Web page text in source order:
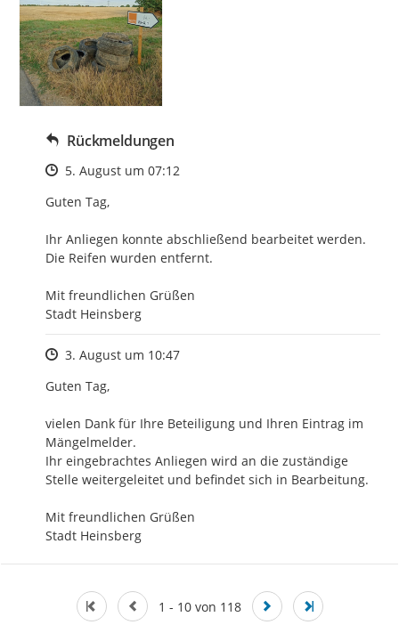
Rückmeldungen
Zeitpunkt des Erstellens
5. August um 07:12
Guten Tag,
Ihr Anliegen konnte abschließend bearbeitet werden.
Die Reifen wurden entfernt.
Mit freundlichen Grüßen
Stadt Heinsberg
Zeitpunkt des Erstellens
3. August um 10:47
Guten Tag,
vielen Dank für Ihre Beteiligung und Ihren Eintrag im
Mängelmelder.
Ihr eingebrachtes Anliegen wird an die zuständige
Stelle weitergeleitet und befindet sich in Bearbeitung.
Mit freundlichen Grüßen
Stadt Heinsberg
1 - 10 von 118